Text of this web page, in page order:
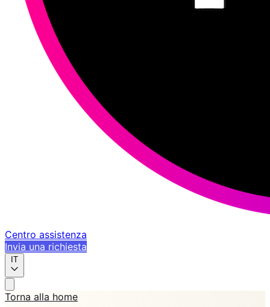
Centro assistenza
Invia una richiesta
IT
Torna alla home